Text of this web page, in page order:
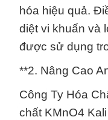
hóa hiệu quả.
diệt vi khuẩn và
được sử dụng
**2. Nâng Cao
Công Ty Hóa
chất KMnO4